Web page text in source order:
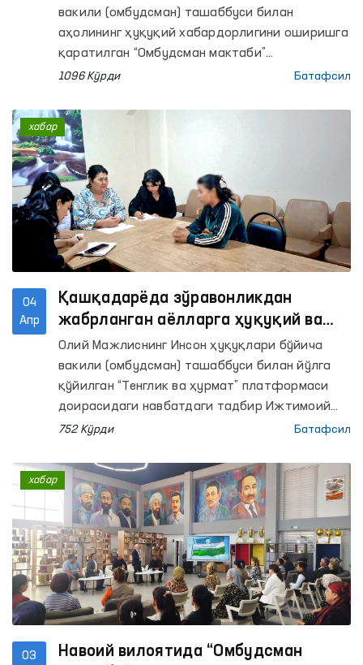
мулоқотлар ўтказилди
вакили (омбудсман) ташаббуси билан
аҳолининг ҳуқуқий хабардорлигини оширишга
қаратилган “Омбудсман мактаби”
платформаси доирасида ҳудудларда аҳоли
1096 Кўрди Батафсил
04
Апр
Қашқадарёда зўравонликдан
жабрланган аёлларга ҳуқуқий ва
психологик кўмак кўрсатилди
Олий Мажлиснинг Инсон ҳуқуқлари бўйича
вакили (омбудсман) ташаббуси билан йўлга
қўйилган “Тенглик ва ҳурмат” платформаси
доирасидаги навбатдаги тадбир Ижтимоий
ҳимоя миллий агентлиги ҳузуридаги Аёлларни
Қашқадарё вилояти ҳудудий марказида
ўтказилди.
752 Кўрди Батафсил
хабар
03
Навоий вилоятида “Омбудсман
хабар